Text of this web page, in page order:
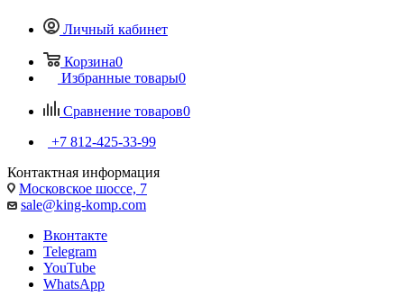
Личный кабинет
Корзина0
Избранные товары0
Сравнение товаров0
+7 812-425-33-99
Контактная информация
Московское шоссе, 7
sale@king-komp.com
Вконтакте
Telegram
YouTube
WhatsApp